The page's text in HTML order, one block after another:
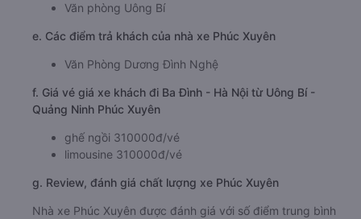
Văn phòng Uông Bí
e. Các điểm trả khách của nhà xe Phúc Xuyên
Văn Phòng Dương Đình Nghệ
f. Giá vé giá xe khách đi Ba Đình - Hà Nội từ Uông Bí -
Quảng Ninh Phúc Xuyên
ghế ngồi 310000đ/vé
limousine 310000đ/vé
g. Review, đánh giá chất lượng xe Phúc Xuyên
Nhà xe Phúc Xuyên được đánh giá với số điểm trung bình